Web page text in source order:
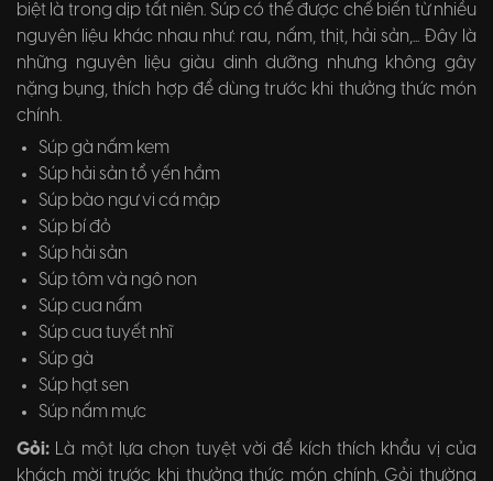
biệt là trong dịp tất niên. Súp có thể được chế biến từ nhiều
nguyên liệu khác nhau như: rau, nấm, thịt, hải sản,... Đây là
những nguyên liệu giàu dinh dưỡng nhưng không gây
nặng bụng, thích hợp để dùng trước khi thưởng thức món
chính.
Súp gà nấm kem
Súp hải sản tổ yến hầm
Súp bào ngư vi cá mập
Súp bí đỏ
Súp hải sản
Súp tôm và ngô non
Súp cua nấm
Súp cua tuyết nhĩ
Súp gà
Súp hạt sen
Súp nấm mực
Gỏi: Là một lựa chọn tuyệt vời để kích thích khẩu vị của
khách mời trước khi thưởng thức món chính. Gỏi thường